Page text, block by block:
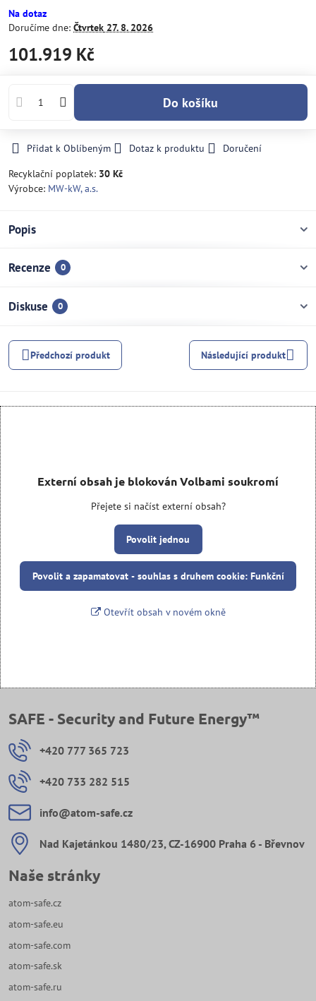
Na dotaz
Doručíme dne: Čtvrtek 27. 8. 2026
101.919 Kč
Do košíku
Přidat k Oblíbeným Dotaz k produktu
Doručení
Recyklační poplatek: 30 Kč
Výrobce: MW-kW, a.s.
Popis
Recenze 0
Diskuse 0
Předchozí produkt Následující produkt
Externí obsah je blokován Volbami soukromí
Přejete si načíst externí obsah?
Povolit jednou
Povolit a zapamatovat - souhlas s druhem cookie: Funkční
Otevřít obsah v novém okně
SAFE - Security and Future Energy™
+420 777 365 723
+420 733 282 515
info​@atom-safe​.cz
Nad Kajetánkou 1480/23, CZ-16900 Praha 6 - Břevnov
Naše stránky
atom-safe.cz
atom-safe.eu
atom-safe.com
atom-safe.sk
atom-safe.ru